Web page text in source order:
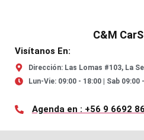
C&M
Visítanos En:
Dirección: Las Lomas #103, La
Lun-Vie: 09:00 - 18:00 | Sab 09:00
Agenda en : +56 9 6692